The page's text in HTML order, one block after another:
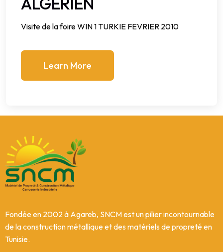
Visite de la foire WIN 1 TURKIE FEVRIER 2010
Learn More
Fondée en 2002 à Agareb, SNCM est un pilier incontournable
de la construction métallique et des matériels de propreté en
Tunisie.